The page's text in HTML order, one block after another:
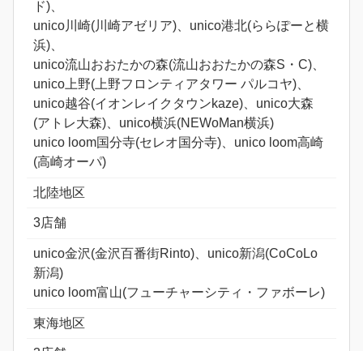
ド)、
unico川崎(川崎アゼリア)、unico港北(ららぽーと横
浜)、
unico流山おおたかの森(流山おおたかの森S・C)、
unico上野(上野フロンティアタワー パルコヤ)、
unico越谷(イオンレイクタウンkaze)、unico大森
(アトレ大森)、unico横浜(NEWoMan横浜)
unico loom国分寺(セレオ国分寺)、unico loom高崎
(高崎オーパ)
北陸地区
3店舗
unico金沢(金沢百番街Rinto)、unico新潟(CoCoLo
新潟)
unico loom富山(フューチャーシティ・ファボーレ)
東海地区